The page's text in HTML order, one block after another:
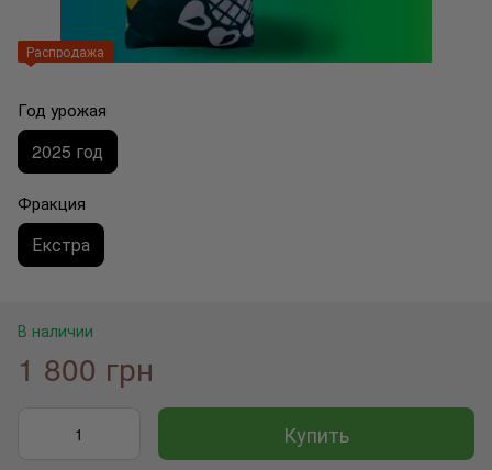
Распродажа
Год урожая
2025 год
Фракция
Екстра
В наличии
1 800 грн
Купить